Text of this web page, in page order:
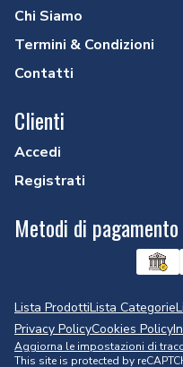
Chi Siamo
Termini & Condizioni
Contatti
Clienti
Accedi
Registrati
Metodi di pagamento
Lista ProdottiLista Categorie
Privacy PolicyCookies Policy
Aggiorna le impostazioni di
This site is protected by